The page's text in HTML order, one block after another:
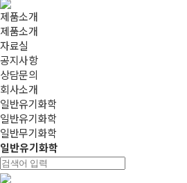
제품소개
제품소개
자료실
공지사항
상담문의
회사소개
일반유기화학
일반유기화학
일반무기화학
일반유기화학